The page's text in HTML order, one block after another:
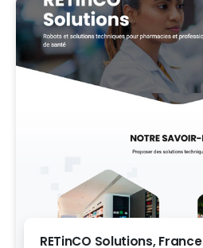
RETinCO Solutions, France